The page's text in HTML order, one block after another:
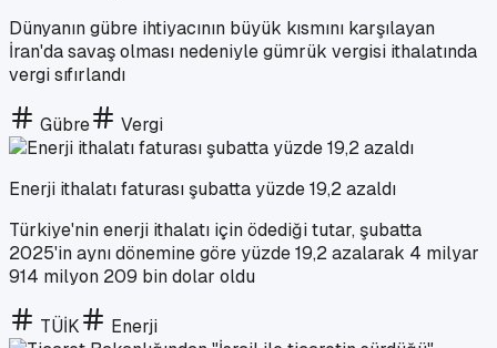
Dünyanın gübre ihtiyacının büyük kısmını karşılayan
İran'da savaş olması nedeniyle gümrük vergisi ithalatında
vergi sıfırlandı
Gübre Vergi
Enerji ithalatı faturası şubatta yüzde 19,2 azaldı
Türkiye'nin enerji ithalatı için ödediği tutar, şubatta
2025'in aynı dönemine göre yüzde 19,2 azalarak 4 milyar
914 milyon 209 bin dolar oldu
TÜİK Enerji